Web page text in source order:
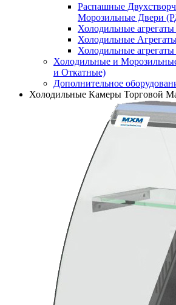
Распашные
Морозильные Двери
Холодильные
Холодильные
Холодильные агрегаты
Холодильные и
и Откатные)
Дополнительное
Холодильные Камеры Торговой